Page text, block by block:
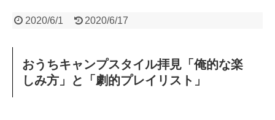
2020/6/1 2020/6/17
おうちキャンプスタイル拝見「俺的な楽
しみ方」と「劇的プレイリスト」